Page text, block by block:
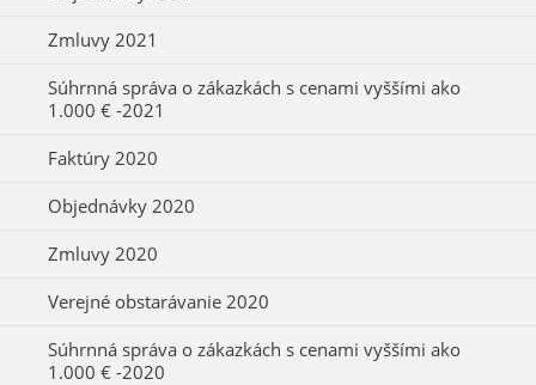
Zmluvy 2021
Súhrnná správa o zákazkách s cenami vyššími ako
1.000 € -2021
Faktúry 2020
Objednávky 2020
Zmluvy 2020
Verejné obstarávanie 2020
Súhrnná správa o zákazkách s cenami vyššími ako
1.000 € -2020